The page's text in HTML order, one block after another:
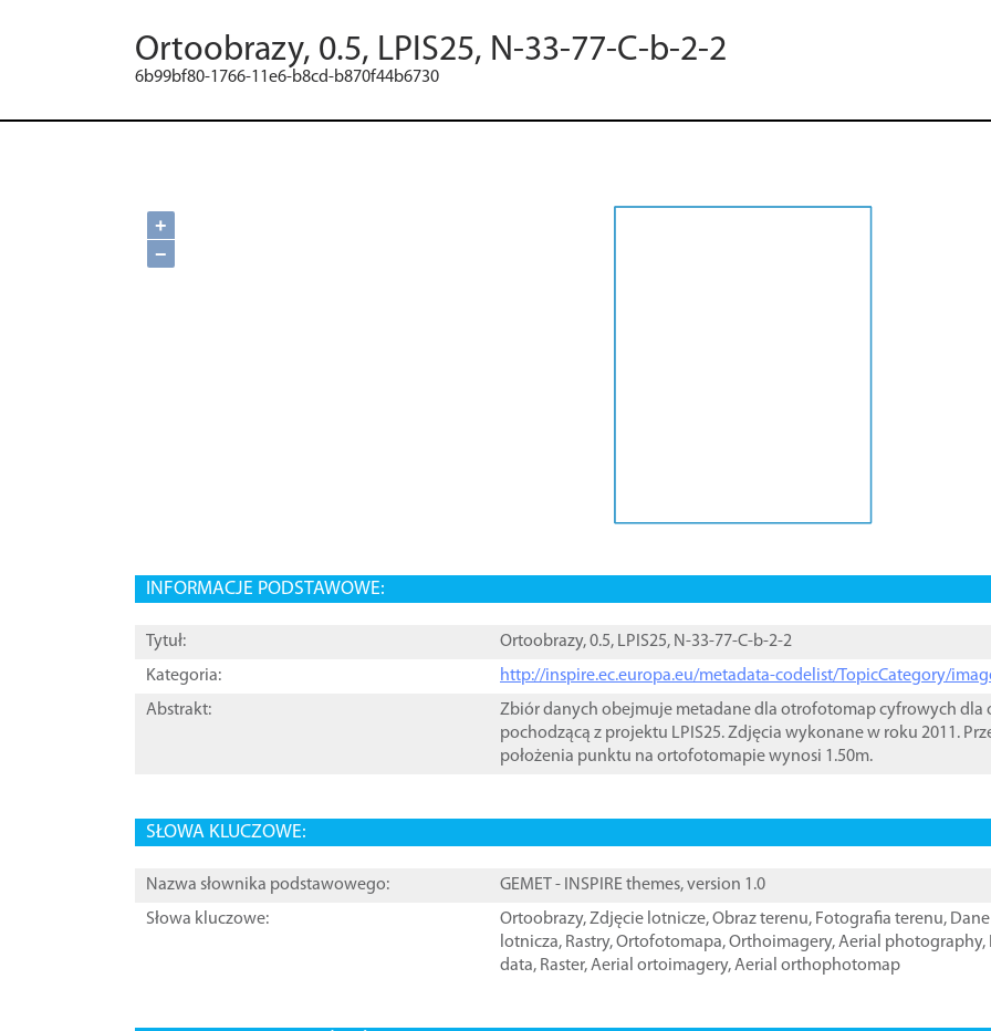
Ortoobrazy, 0.5, LPIS25, N-33-77-C-b-2-2
6b99bf80-1766-11e6-b8cd-b870f44b6730
+
−
INFORMACJE PODSTAWOWE:
Tytuł:
Ortoobrazy, 0.5, LPIS25, N-33-77-C-b-2-2
Kategoria:
http://inspire.ec.europa.eu/metadata-codelist/TopicCategory/
Abstrakt:
Zbiór danych obejmuje metadane dla otrofotomap cyfrowych dla
pochodzącą z projektu LPIS25. Zdjęcia wykonane w roku 2011.
położenia punktu na ortofotomapie wynosi 1.50m.
SŁOWA KLUCZOWE:
Nazwa słownika podstawowego:
GEMET - INSPIRE themes, version 1.0
Słowa kluczowe:
Ortoobrazy,Zdjęcie lotnicze,Obraz terenu, Fotografia terenu,
lotnicza, Rastry,Ortofotomapa,Orthoimagery,Aerial photography,
data, Raster,Aerial ortoimagery,Aerial orthophotomap